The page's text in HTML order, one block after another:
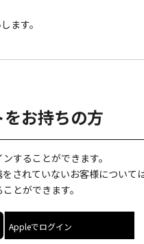
ます。
お持ちの方
することができます。
されていないお客様について
とができます。
Appleでログイン